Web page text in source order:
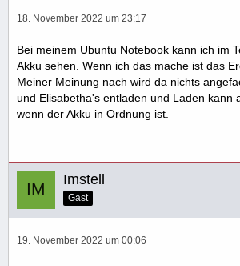
18. November 2022 um 23:17
Bei meinem Ubuntu Notebook kann ich im
Akku sehen. Wenn ich das mache ist das
Meiner Meinung nach wird da nichts
und Elisabetha's entladen und Laden kann
wenn der Akku in Ordnung ist.
Imstell
Gast
19. November 2022 um 00:06